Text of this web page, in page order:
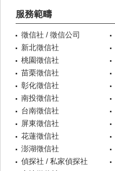
服務範疇
徵信社 / 徵信公司
新北徵信社
桃園徵信社
苗栗徵信社
彰化徵信社
南投徵信社
台南徵信社
屏東徵信社
花蓮徵信社
澎湖徵信社
偵探社 / 私家偵探社